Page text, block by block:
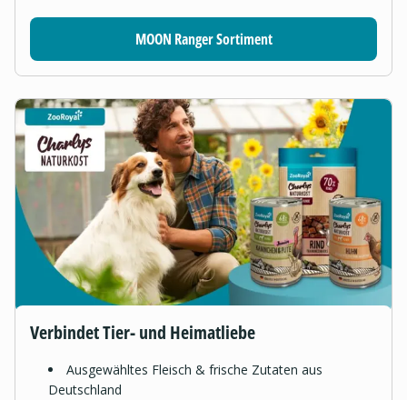
MOON Ranger Sortiment
Verbindet Tier- und Heimatliebe
Ausgewähltes Fleisch & frische Zutaten aus
Deutschland